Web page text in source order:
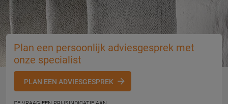
Plan een persoonlijk adviesgesprek met
onze specialist
PLAN EEN ADVIESGESPREK